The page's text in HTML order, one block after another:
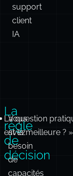
centrale
Exemple
: